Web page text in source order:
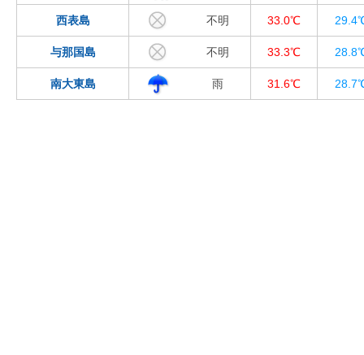
西表島 不明 33.0℃
与那国島 不明 33.3℃
南大東島 雨 31.6℃